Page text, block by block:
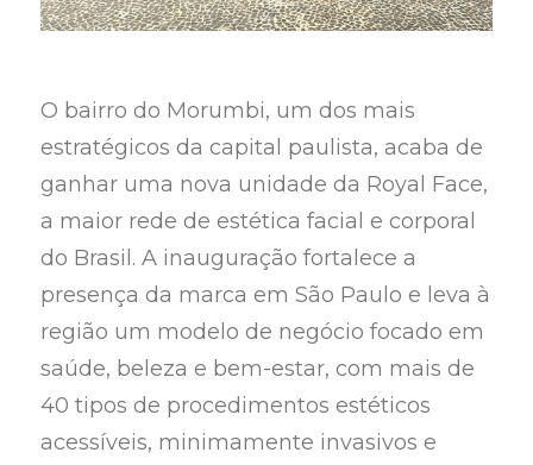
O bairro do Morumbi, um dos mais
estratégicos da capital paulista, acaba de
ganhar uma nova unidade da Royal Face,
a maior rede de estética facial e corporal
do Brasil. A inauguração fortalece a
presença da marca em São Paulo e leva à
região um modelo de negócio focado em
saúde, beleza e bem-estar, com mais de
40 tipos de procedimentos estéticos
acessíveis, minimamente invasivos e